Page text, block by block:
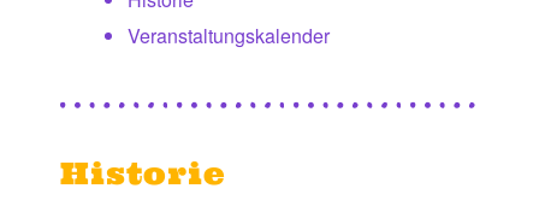
Veranstaltungskalender
Historie